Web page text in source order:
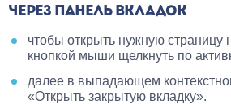
ЧЕРЕЗ ПАНЕЛЬ ВКЛАДОК
чтобы открыть нужную страницу
кнопкой мыши щелкнуть по
далее в выпадающем
«Открыть закрытую вкладку».